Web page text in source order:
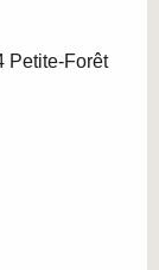
Petite-Forêt